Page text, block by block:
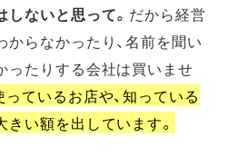
ないと思って。 だから経営
からなかったり、名前を聞い
ったりする会社は買いませ
っているお店や、知っている
い額を出しています。